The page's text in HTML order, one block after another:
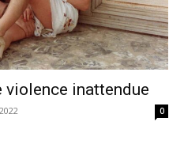
violence inattendue
0